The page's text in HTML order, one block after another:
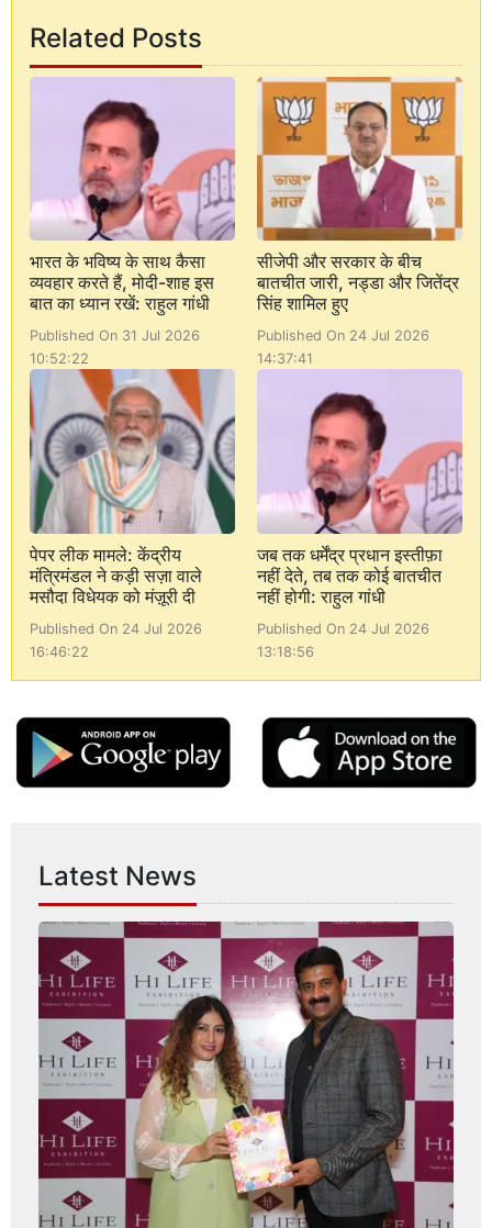
Related Posts
भारत के भविष्य के साथ कैसा
व्यवहार करते हैं, मोदी-शाह इस
बात का ध्यान रखें: राहुल गांधी
Published On 31 Jul 2026
10:52:22
सीजेपी और सरकार के बीच
बातचीत जारी, नड्डा और जितेंद्र
सिंह शामिल हुए
Published On 24 Jul 2026
14:37:41
पेपर लीक मामले: केंद्रीय
मंत्रिमंडल ने कड़ी सज़ा वाले
मसौदा विधेयक को मंज़ूरी दी
Published On 24 Jul 2026
16:46:22
जब तक धर्मेंद्र प्रधान इस्तीफ़ा
नहीं देते, तब तक कोई बातचीत
नहीं होगी: राहुल गांधी
Published On 24 Jul 2026
13:18:56
Latest News